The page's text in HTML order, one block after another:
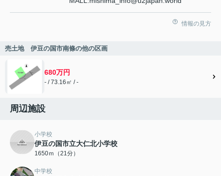
情報の見方
売土地 伊豆の国市南條の他の区画
680万円
- / 73.16㎡ / -
周辺施設
小学校
伊豆の国市立大仁北小学校
1650ｍ（21分）
中学校